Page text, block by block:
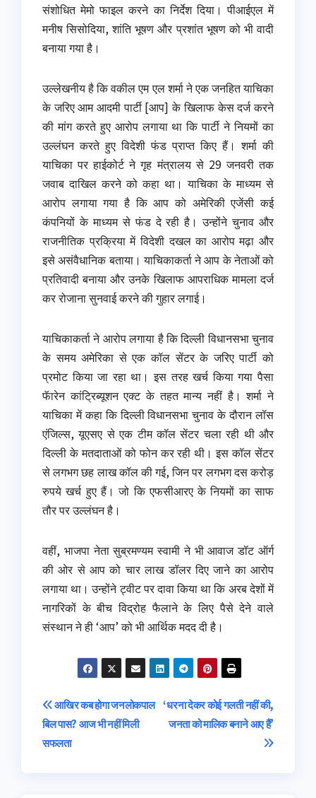
संशोधित मेमो फाइल करने का निर्देश दिया। पीआईएल में
मनीष सिसोदिया, शांति भूषण और प्रशांत भूषण को भी वादी
बनाया गया है।
उल्लेखनीय है कि वकील एम एल शर्मा ने एक जनहित याचिका
के जरिए आम आदमी पार्टी [आप] के खिलाफ केस दर्ज करने
की मांग करते हुए आरोप लगाया था कि पार्टी ने नियमों का
उल्लंघन करते हुए विदेशी फंड प्राप्त किए हैं। शर्मा की
याचिका पर हाईकोर्ट ने गृह मंत्रालय से 29 जनवरी तक
जवाब दाखिल करने को कहा था। याचिका के माध्यम से
आरोप लगाया गया है कि आप को अमेरिकी एजेंसी कई
कंपनियों के माध्यम से फंड दे रही है। उन्होंने चुनाव और
राजनीतिक प्रक्रिया में विदेशी दखल का आरोप मढ़ा और
इसे असंवैधानिक बताया। याचिकाकर्ता ने आप के नेताओं को
प्रतिवादी बनाया और उनके खिलाफ आपराधिक मामला दर्ज
कर रोजाना सुनवाई करने की गुहार लगाई।
याचिकाकर्ता ने आरोप लगाया है कि दिल्ली विधानसभा चुनाव
के समय अमेरिका से एक कॉल सेंटर के जरिए पार्टी को
प्रमोट किया जा रहा था। इस तरह खर्च किया गया पैसा
फॅारेन कांट्रिब्यूशन एक्ट के तहत मान्य नहीं है। शर्मा ने
याचिका में कहा कि दिल्ली विधानसभा चुनाव के दौरान लॉस
एंजिल्स, यूएसए से एक टीम कॉल सेंटर चला रही थी और
दिल्ली के मतदाताओं को फोन कर रही थी। इस कॉल सेंटर
से लगभग छह लाख कॉल की गई, जिन पर लगभग दस करोड़
रुपये खर्च हुए हैं। जो कि एफसीआरए के नियमों का साफ
तौर पर उल्लंघन है।
वहीं, भाजपा नेता सुब्रमण्यम स्वामी ने भी आवाज डॉट ऑर्ग
की ओर से आप को चार लाख डॉलर दिए जाने का आरोप
लगाया था। उन्होंने ट्वीट पर दावा किया था कि अरब देशों में
नागरिकों के बीच विद्रोह फैलाने के लिए पैसे देने वाले
संस्थान ने ही ‘आप’ को भी आर्थिक मदद दी है।
Post
navigation
‘धरना देकर कोई गलती नहीं की,
जनता को मालिक बनाने आए हैं’
आखिर कब होगा जनलोकपाल
बिल पास? आज भी नहीं मिली
सफलता